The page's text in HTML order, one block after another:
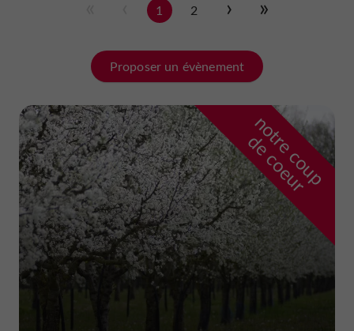
1 2
Proposer un évènement
n
o
t
r
e
c
o
u
p
d
e
c
o
e
u
r